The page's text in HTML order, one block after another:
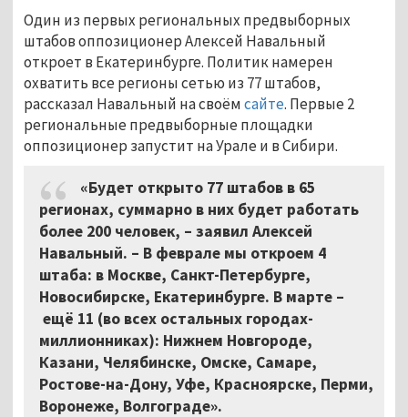
Один из первых региональных предвыборных
штабов оппозиционер Алексей Навальный
откроет в Екатеринбурге. Политик намерен
охватить все регионы сетью из 77 штабов,
рассказал Навальный на своёмсайте. Первые 2
региональные предвыборные площадки
оппозиционер запустит на Урале и в Сибири.
«Будет открыто 77 штабов в 65
регионах, суммарно в них будет работать
более 200 человек, – заявил Алексей
Навальный. – В феврале мы откроем 4
штаба: в Москве, Санкт-Петербурге,
Новосибирске, Екатеринбурге. В марте –
ещё 11 (во всех остальных городах-
миллионниках): Нижнем Новгороде,
Казани, Челябинске, Омске, Самаре,
Ростове-на-Дону, Уфе, Красноярске, Перми,
Воронеже, Волгограде».